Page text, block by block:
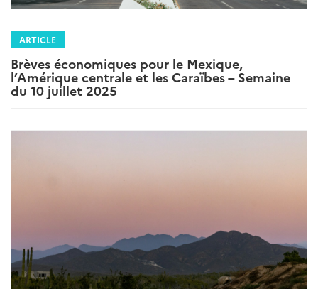
ARTICLE
Brèves économiques pour le Mexique,
l’Amérique centrale et les Caraïbes – Semaine
du 10 juillet 2025